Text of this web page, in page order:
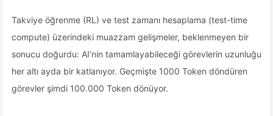
Takviye öğrenme (RL) ve test zamanı hesaplama (test-time
compute) üzerindeki muazzam gelişmeler, beklenmeyen bir
sonucu doğurdu: AI’nin tamamlayabileceği görevlerin uzunluğu
her altı ayda bir katlanıyor. Geçmişte 1000 Token döndüren
görevler şimdi 100.000 Token dönüyor.